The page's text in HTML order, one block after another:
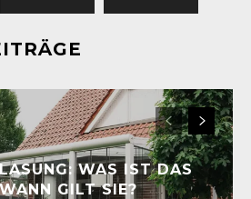
WAS IST DAS
GILT SIE?